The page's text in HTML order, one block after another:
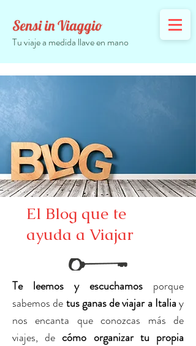
Sensi in Viaggio
Tu viaje a medida llave en mano
El Blog que te
ayuda a Viajar
Te leemos y escuchamos porque
sabemos detus ganas de viajar a Italiay
nos encanta que conozcas más de
viajes, decómo organizar tu propia